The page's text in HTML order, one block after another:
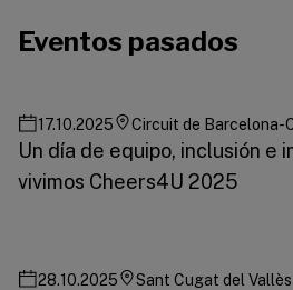
Eventos pasados
17.10.2025 Circuit de Barcelona-
Un día de equipo, inclusión e
vivimos Cheers4U 2025
28.10.2025 Sant Cugat del Vallès